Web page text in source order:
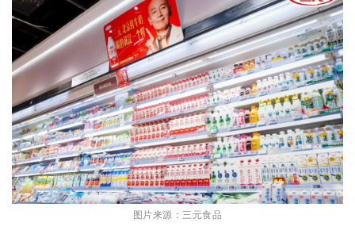
图片来源：三元食品